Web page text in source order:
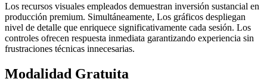
Los recursos visuales empleados demuestran inversión sustancial en
producción premium. Simultáneamente, Los gráficos despliegan
nivel de detalle que enriquece significativamente cada sesión. Los
controles ofrecen respuesta inmediata garantizando experiencia sin
frustraciones técnicas innecesarias.
Modalidad Gratuita